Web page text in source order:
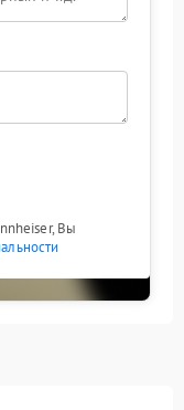
Вы